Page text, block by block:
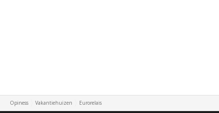
Opiness Vakantiehuizen Eurorelais